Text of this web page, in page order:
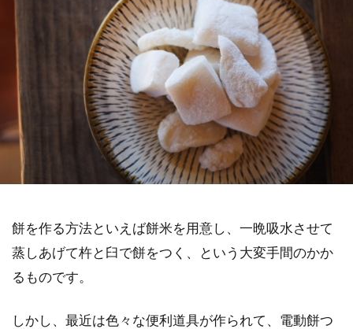
餅を作る方法といえば餅米を用意し、一晩吸水させて
蒸しあげて杵と臼で餅をつく、という大変手間のかか
るものです。
しかし、最近は色々な便利道具が作られて、電動餅つ